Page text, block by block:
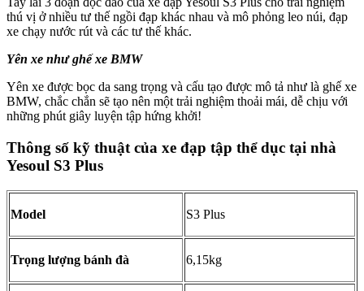
thú vị ở nhiều tư thế ngồi đạp khác nhau và mô phỏng leo núi, đạp
xe chạy nước rút và các tư thế khác.
Yên xe như ghế xe BMW
Yên xe được bọc da sang trọng và cấu tạo được mô tả như là ghế xe
BMW, chắc chắn sẽ tạo nên một trải nghiệm thoải mái, dễ chịu với
những phút giây luyện tập hứng khởi!
Thông số kỹ thuật của xe đạp tập thể dục tại nhà
Yesoul S3 Plus
Model S3 Plus
Trọng lượng bánh đà 6,15kg